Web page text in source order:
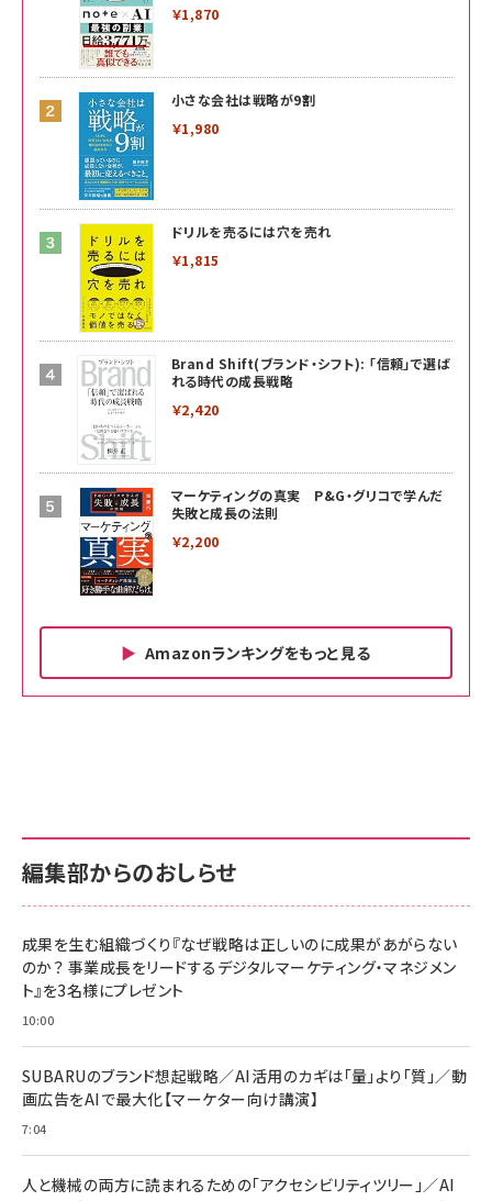
￥1,870
小さな会社は戦略が9割
￥1,980
ドリルを売るには穴を売れ
￥1,815
Brand Shift(ブランド・シフト): 「信頼」で選ば
れる時代の成長戦略
￥2,420
マーケティングの真実 P&G・グリコで学んだ
失敗と成長の法則
￥2,200
Amazonランキングをもっと見る
￥880
anan(アンアン)2026/06/24号 No.2500増刊
スペシャルエディション[王道エンタメの矜持／
￥1,100
anan(アンアン)2026/07/08号 No.2502[2026
￥880
ママ投資家が育休中に１億貯めた株式投資
組織の成果を最大化する ルールのデザイン
サポート正規品 メーカー保証5年 KLMEA128G
NIMASO ガラスフィルム iPhone 17 用 保護フィ
すい ガイド枠付き いPhone17 (6.3インチ) 対応
2枚セット DSP25F1698
￥1,599
￥6,980
全ワイヤレスイヤホン/アクティブノイズキャンセリ
技術基準適合】ブラック
￥5,990
サポート正規品 メーカー保証5年 KLMEA128G
Amazon eギフトカード - Amazonロゴ - クラ
￥5,000
Anker PowerLine III Flow USB-C & USB-C
Pro/Air 各種対応 (1.8m ミッドナイトブラック)
￥1,890
編集部からのおしらせ
成果を生む組織づくり『なぜ戦略は正しいのに成果があがらない
のか？ 事業成長をリードするデジタルマーケティング・マネジメン
ト』を3名様にプレゼント
10:00
SUBARUのブランド想起戦略／AI活用のカギは「量」より「質」／動
画広告をAIで最大化【マーケター向け講演】
7:04
人と機械の両方に読まれるための「アクセシビリティツリー」／AI